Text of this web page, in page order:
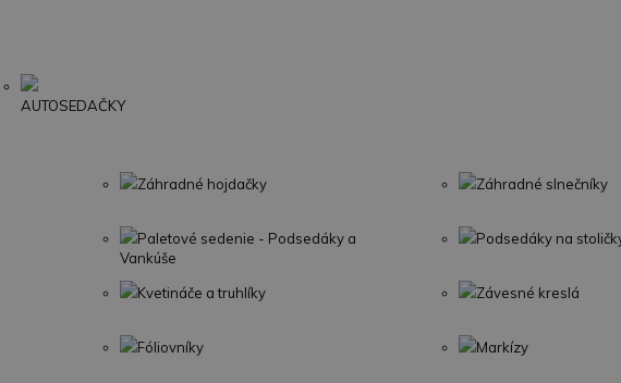
AUTOSEDAČKY
Záhradné hojdačky Záhradné slnečníky
Paletové sedenie - Podsedáky a
Vankúše
Podsedáky na
Kvetináče a truhlíky Závesné kreslá
Fóliovníky Markízy